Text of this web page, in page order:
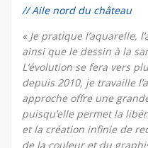
// Aile nord du château
« Je pratique l’aquarelle,
ainsi que le dessin à la
L’évolution se fera vers
depuis 2010, je travaille
approche offre une
puisqu’elle permet la
et la création infinie de
de la couleur et du